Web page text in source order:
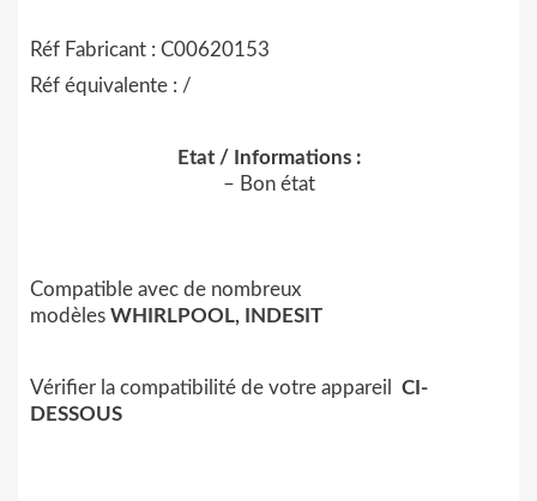
Réf Fabricant : C00620153
Réf équivalente : /
Etat / Informations :
– Bon état
Compatible avec de nombreux
modèles WHIRLPOOL, INDESIT
Vérifier la compatibilité de votre appareil CI-
DESSOUS